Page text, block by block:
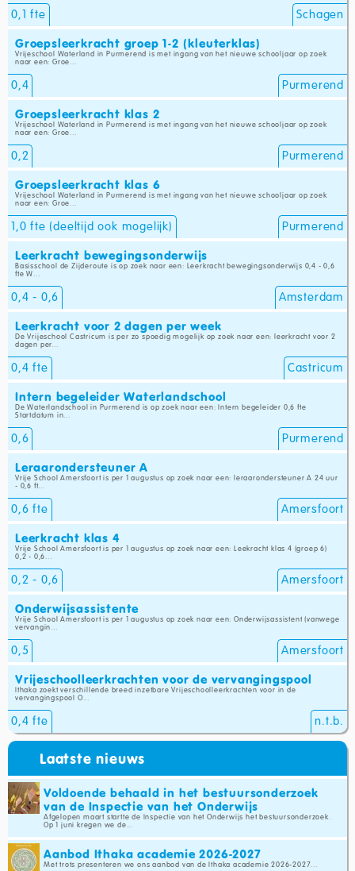
0,1 fte
Schagen
Groepsleerkracht groep 1-2 (kleuterklas)
Vrijeschool Waterland in Purmerend is met ingang van het nieuwe schooljaar op zoek
naar een: Groe...
0,4
Purmerend
Groepsleerkracht klas 2
Vrijeschool Waterland in Purmerend is met ingang van het nieuwe schooljaar op zoek
naar een: Groe...
0,2
Purmerend
Groepsleerkracht klas 6
Vrijeschool Waterland in Purmerend is met ingang van het nieuwe schooljaar op zoek
naar een: Groe...
1,0 fte (deeltijd ook mogelijk)
Purmerend
Leerkracht bewegingsonderwijs
Basisschool de Zijderoute is op zoek naar een: Leerkracht bewegingsonderwijs 0,4 - 0,6
fte W...
0,4 - 0,6
Amsterdam
Leerkracht voor 2 dagen per week
De Vrijeschool Castricum is per zo spoedig mogelijk op zoek naar een: leerkracht voor 2
dagen per...
0,4 fte
Castricum
Intern begeleider Waterlandschool
De Waterlandschool in Purmerend is op zoek naar een: Intern begeleider 0,6 fte
Startdatum in...
0,6
Purmerend
Leraarondersteuner A
Vrije School Amersfoort is per 1 augustus op zoek naar een: leraarondersteuner A 24 uur
- 0,6 ft...
0,6 fte
Amersfoort
Leerkracht klas 4
Vrije School Amersfoort is per 1 augustus op zoek naar een: Leekracht klas 4 (groep 6)
0,2 - 0,6...
0,2 - 0,6
Amersfoort
Onderwijsassistente
Vrije School Amersfoort is per 1 augustus op zoek naar een: Onderwijsassistent (vanwege
vervangin...
0,5
Amersfoort
Vrijeschoolleerkrachten voor de vervangingspool
Ithaka zoekt verschillende breed inzetbare Vrijeschoolleerkrachten voor in de
vervangingspool O...
0,4 fte n.t.b.
Laatste nieuws
Voldoende behaald in het bestuursonderzoek
van de Inspectie van het Onderwijs
Afgelopen maart startte de Inspectie van het Onderwijs het bestuursonderzoek.
Op 1 juni kregen we de...
Aanbod Ithaka academie 2026-2027
Met trots presenteren we ons aanbod van de Ithaka academie 2026-2027...